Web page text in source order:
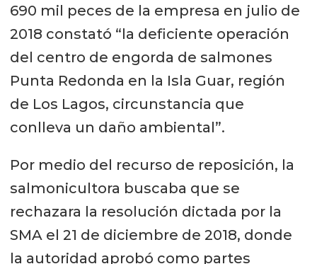
690 mil peces de la empresa en julio de
2018 constató “la deficiente operación
del centro de engorda de salmones
Punta Redonda en la Isla Guar, región
de Los Lagos, circunstancia que
conlleva un daño ambiental”.
Por medio del recurso de reposición, la
salmonicultora buscaba que se
rechazara la resolución dictada por la
SMA el 21 de diciembre de 2018, donde
la autoridad aprobó como partes